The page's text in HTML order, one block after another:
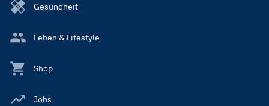
Gesundheit
Leben & Lifestyle
Shop
Jobs